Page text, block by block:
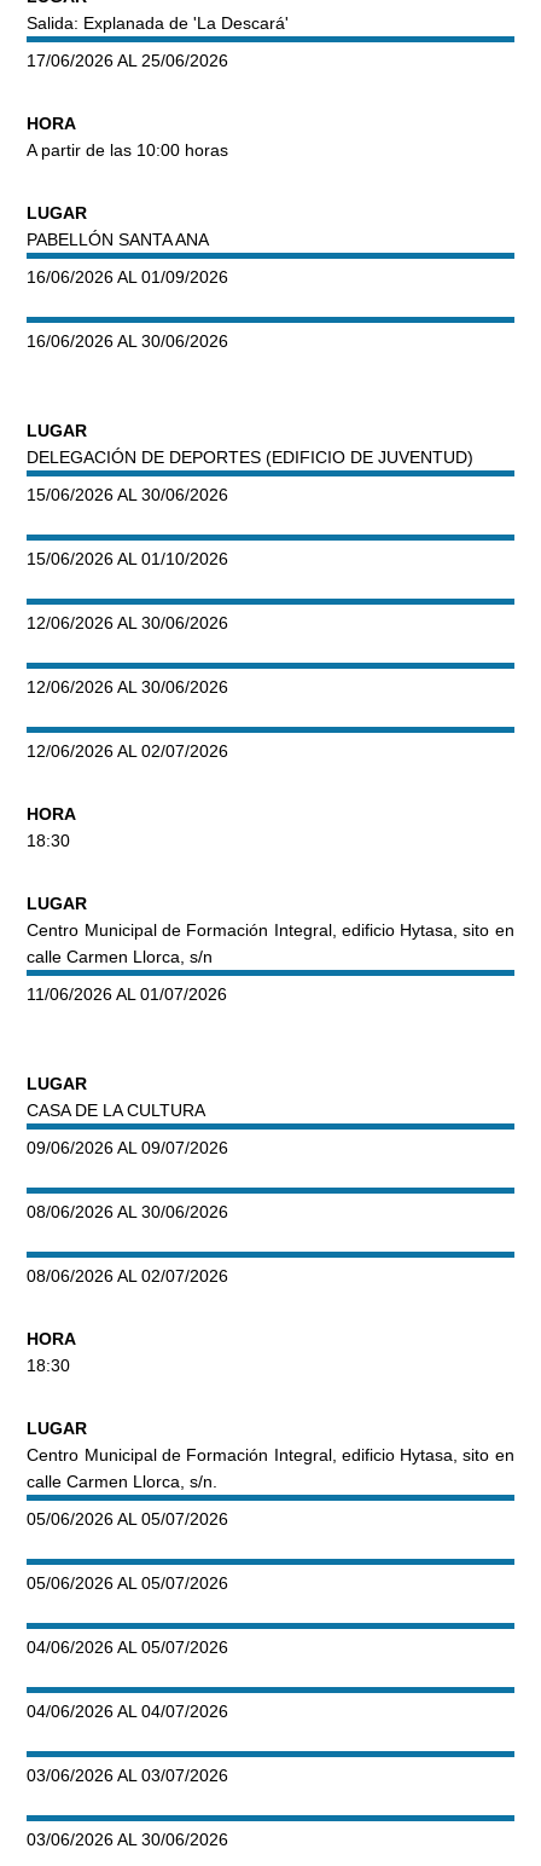
Salida: Explanada de 'La Descará'
17/06/2026 AL 25/06/2026
HORA
A partir de las 10:00 horas
LUGAR
PABELLÓN SANTA ANA
16/06/2026 AL 01/09/2026
16/06/2026 AL 30/06/2026
LUGAR
DELEGACIÓN DE DEPORTES (EDIFICIO DE JUVENTUD)
15/06/2026 AL 30/06/2026
15/06/2026 AL 01/10/2026
12/06/2026 AL 30/06/2026
12/06/2026 AL 30/06/2026
12/06/2026 AL 02/07/2026
HORA
18:30
LUGAR
Centro Municipal de Formación Integral, edificio Hytasa, sito en
calle Carmen Llorca, s/n
11/06/2026 AL 01/07/2026
LUGAR
CASA DE LA CULTURA
09/06/2026 AL 09/07/2026
08/06/2026 AL 30/06/2026
08/06/2026 AL 02/07/2026
HORA
18:30
LUGAR
Centro Municipal de Formación Integral, edificio Hytasa, sito en
calle Carmen Llorca, s/n.
05/06/2026 AL 05/07/2026
05/06/2026 AL 05/07/2026
04/06/2026 AL 05/07/2026
04/06/2026 AL 04/07/2026
03/06/2026 AL 03/07/2026
03/06/2026 AL 30/06/2026